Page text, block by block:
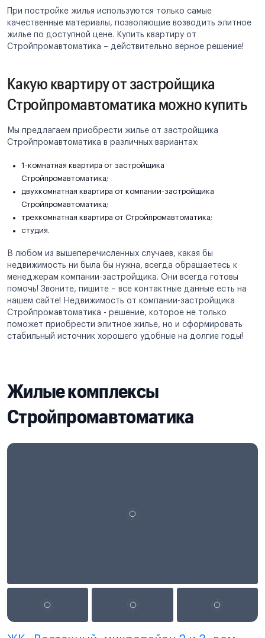
При постройке жилья используются только самые
качественные материалы, позволяющие возводить элитное
жилье по доступной цене. Купить квартиру от
Стройпромавтоматика – действительно верное решение!
Какую квартиру от застройщика
Стройпромавтоматика можно купить
Мы предлагаем приобрести жилье от застройщика
Стройпромавтоматика в различных вариантах:
1-комнатная квартира от застройщика
Стройпромавтоматика;
двухкомнатная квартира от компании-застройщика
Стройпромавтоматика;
трехкомнатная квартира от Стройпромавтоматика;
студия.
В любом из вышеперечисленных случаев, какая бы
недвижимость ни была бы нужна, всегда обращаетесь к
менеджерам компании-застройщика. Они всегда готовы
помочь! Звоните, пишите – все контактные данные есть на
нашем сайте! Недвижимость от компании-застройщика
Стройпромавтоматика - решение, которое не только
поможет приобрести элитное жилье, но и сформировать
стабильный источник хорошего удобные на долгие годы!
Жилые комплексы
Стройпромавтоматика